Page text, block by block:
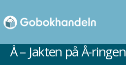
Å – Jakten på Å-ringen